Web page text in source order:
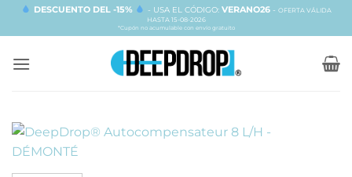
PasserDESCUENTO DEL -15% - USA EL CÓDIGO: VERANO26- OFERTA VÁLIDA
HASTA 15-08-2026
*Cupón no acumulable con envío gratuito